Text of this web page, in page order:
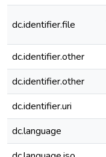
dc.identifier.file
dc.identifier.other
dc.identifier.other
dc.identifier.uri
dc.language